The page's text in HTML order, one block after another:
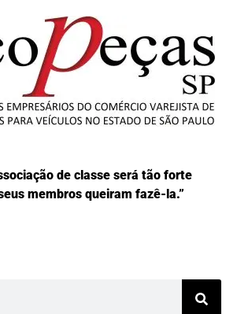
de classe será tão forte
membros queiram fazê-la.”